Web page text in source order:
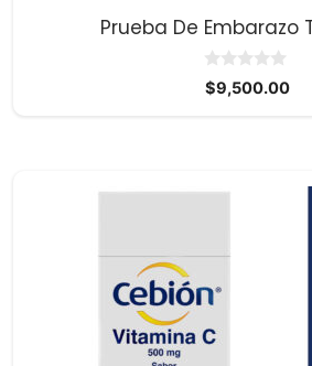
Prueba De Embarazo
0
d
$9,500.00